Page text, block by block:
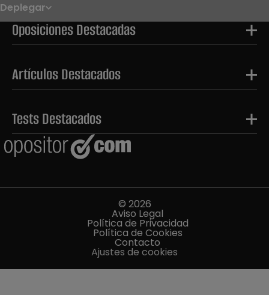
Deplegar
Noticias
Oposiciones
Convocatorias
Paso paso
OPE 2026
Oposiciones Destacadas
Artículos Destacados
Tests Destacados
© 2026
Aviso Legal
Política de Privacidad
Política de Cookies
Contacto
Ajustes de cookies